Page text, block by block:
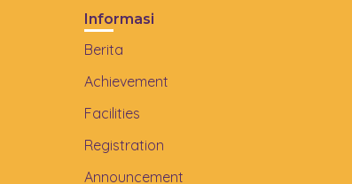
Informasi
Berita
Achievement
Facilities
Registration
Announcement